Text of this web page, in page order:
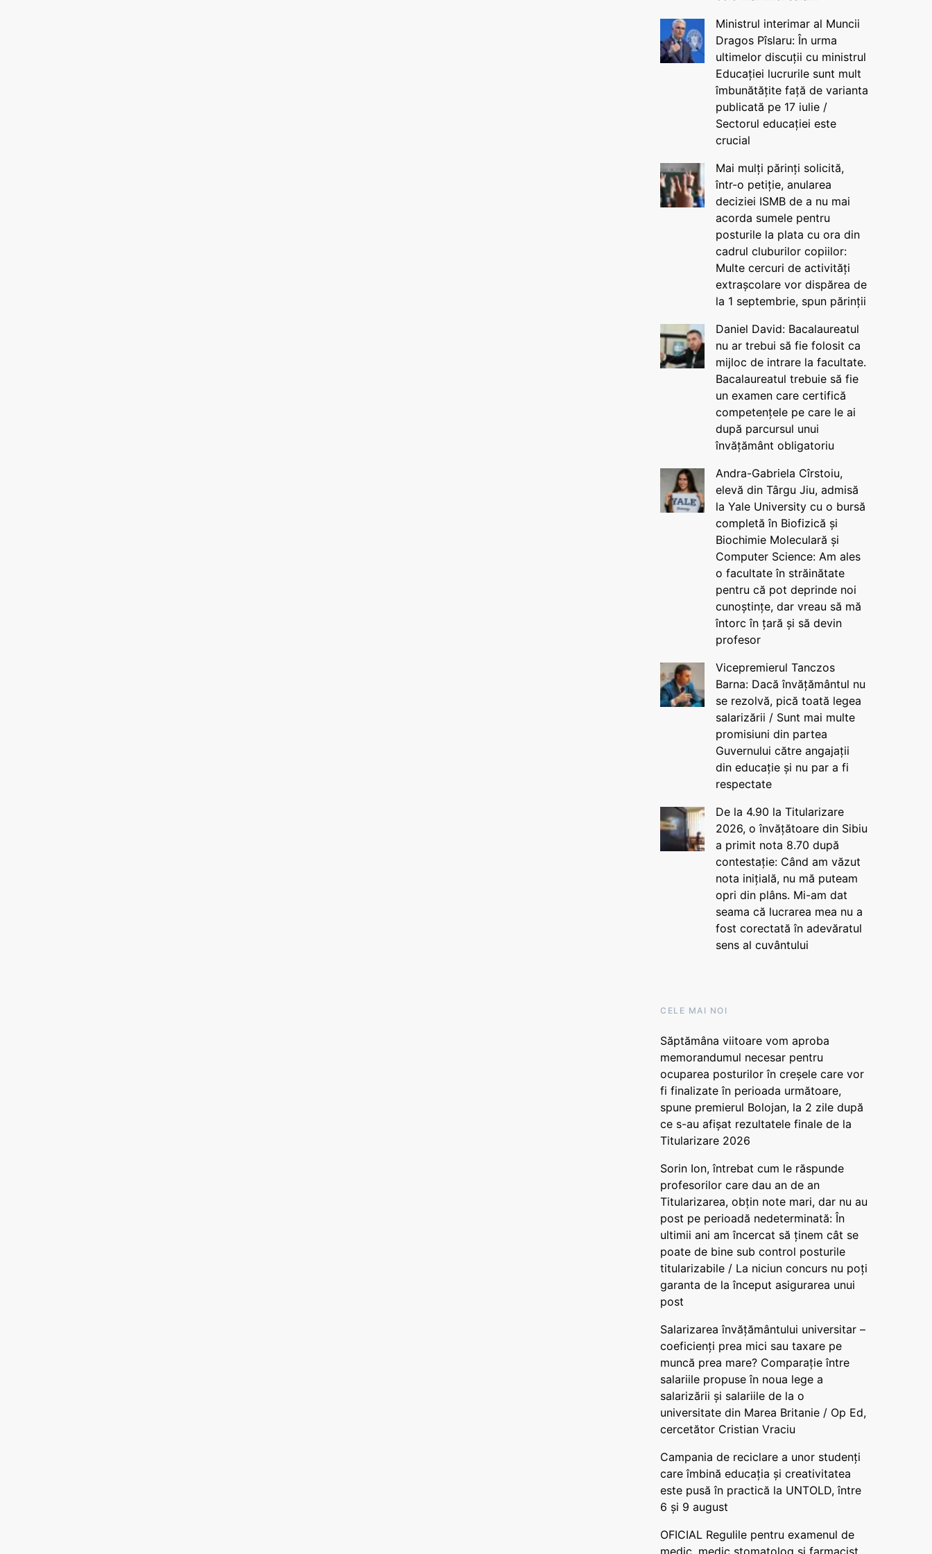
Ministrul interimar al Muncii
Dragos Pîslaru: În urma
ultimelor discuții cu ministrul
Educației lucrurile sunt mult
îmbunătățite față de varianta
publicată pe 17 iulie /
Sectorul educației este
crucial
Mai mulți părinți solicită,
într-o petiție, anularea
deciziei ISMB de a nu mai
acorda sumele pentru
posturile la plata cu ora din
cadrul cluburilor copiilor:
Multe cercuri de activități
extrașcolare vor dispărea de
la 1 septembrie, spun părinții
Daniel David: Bacalaureatul
nu ar trebui să fie folosit ca
mijloc de intrare la facultate.
Bacalaureatul trebuie să fie
un examen care certifică
competențele pe care le ai
după parcursul unui
învățământ obligatoriu
Andra-Gabriela Cîrstoiu,
elevă din Târgu Jiu, admisă
la Yale University cu o bursă
completă în Biofizică și
Biochimie Moleculară și
Computer Science: Am ales
o facultate în străinătate
pentru că pot deprinde noi
cunoștințe, dar vreau să mă
întorc în țară și să devin
profesor
Vicepremierul Tanczos
Barna: Dacă învățământul nu
se rezolvă, pică toată legea
salarizării / Sunt mai multe
promisiuni din partea
Guvernului către angajații
din educație și nu par a fi
respectate
De la 4.90 la Titularizare
2026, o învățătoare din Sibiu
a primit nota 8.70 după
contestație: Când am văzut
nota inițială, nu mă puteam
opri din plâns. Mi-am dat
seama că lucrarea mea nu a
fost corectată în adevăratul
sens al cuvântului
CELE MAI NOI
Săptămâna viitoare vom aproba
memorandumul necesar pentru
ocuparea posturilor în creșele care vor
fi finalizate în perioada următoare,
spune premierul Bolojan, la 2 zile după
ce s-au afișat rezultatele finale de la
Titularizare 2026
Sorin Ion, întrebat cum le răspunde
profesorilor care dau an de an
Titularizarea, obțin note mari, dar nu au
post pe perioadă nedeterminată: În
ultimii ani am încercat să ținem cât se
poate de bine sub control posturile
titularizabile / La niciun concurs nu poți
garanta de la început asigurarea unui
post
Salarizarea învățământului universitar –
coeficienți prea mici sau taxare pe
muncă prea mare? Comparație între
salariile propuse în noua lege a
salarizării și salariile de la o
universitate din Marea Britanie / Op Ed,
cercetător Cristian Vraciu
Campania de reciclare a unor studenți
care îmbină educația și creativitatea
este pusă în practică la UNTOLD, între
6 și 9 august
OFICIAL Regulile pentru examenul de
medic, medic stomatolog și farmacist